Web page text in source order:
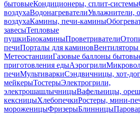
бытовыеКондиционеры, сплит-системы
воздухаВодонагревателиУвлажнители,
воздухаКамины, печи-камины
завесыТепловые
пушкиБиокаминыПроветриватели
печиПорталы для каминов
МетеостанцииГазовые баллоны
приготовления едыАэрогрили
печиМультиваркиСэндвичницы, хот-дог
мейкерыТостерыЭлектрогрили,
электрошашлычницыВафельницы,
кексницыХлебопечкиРостеры, мини-
мороженицыФризерыБлинницы